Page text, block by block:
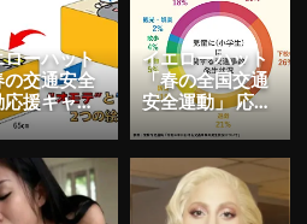
ローハット
の交通安全
応援キャン
ン」を開
| YESNEWS
イエローハット
「春の全国交通
安全運動」 応援
キャンペーンを
実施 | YESNEW...